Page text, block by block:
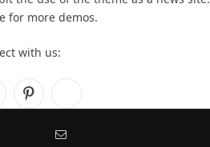
for more demos.
with us:
Pinterest